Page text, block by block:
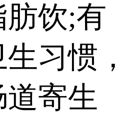
肪饮;有
习惯，
寄生